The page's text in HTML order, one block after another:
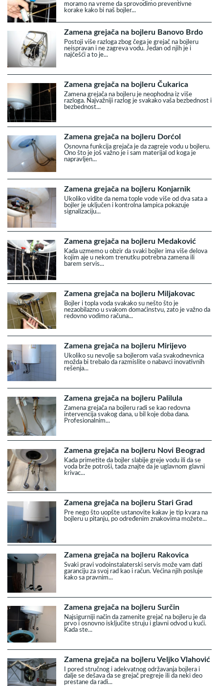
moramo na vreme da sprovodimo preventivne
korake kako bi naš bojler...
Zamena grejača na bojleru Banovo Brdo
Postoji više razloga zbog čega je grejač na bojleru
neispravan i ne zagreva vodu. Jedan od njih je i
najčešći a to je...
Zamena grejača na bojleru Čukarica
Zamena grejača na bojleru je neophodna iz više
razloga. Najvažniji razlog je svakako vaša bezbednost i
bezbednost...
Zamena grejača na bojleru Dorćol
Osnovna funkcija grejača je da zagreje vodu u bojleru.
Ono što je još važno je i sam materijal od koga je
napravljen...
Zamena grejača na bojleru Konjarnik
Ukoliko vidite da nema tople vode više od dva sata a
bojler je uključen i kontrolna lampica pokazuje
signalizaciju...
Zamena grejača na bojleru Medaković
Kada uzmemo u obzir da svaki bojler ima više delova
kojim aje u nekom trenutku potrebna zamena ili
barem servis...
Zamena grejača na bojleru Miljakovac
Bojler i topla voda svakako su nešto što je
nezaobilazno u svakom domaćinstvu, zato je važno da
redovno vodimo računa...
Zamena grejača na bojleru Mirijevo
Ukoliko su nevolje sa bojlerom vaša svakodnevnica
možda bi trebalo da razmislite o nabavci inovativnih
rešenja...
Zamena grejača na bojleru Palilula
Zamena grejača na bojleru radi se kao redovna
intervencija svakog dana, u bil koje doba dana.
Profesionalnim...
Zamena grejača na bojleru Novi Beograd
Kada primetite da bojler slabije greje vodu ili da se
voda brže potroši, tada znajte da je uglavnom glavni
krivac...
Zamena grejača na bojleru Stari Grad
Pre nego što uopšte ustanovite kakav je tip kvara na
bojleru u pitanju, po određenim znakovima možete...
Zamena grejača na bojleru Rakovica
Svaki pravi vodoinstalaterski servis može vam dati
garanciju za svoj rad kao i račun. Većina njih posluje
kako sa pravnim...
Zamena grejača na bojleru Surčin
Najsigurniji način da zamenite grejač na bojleru je da
prvo i osnovno isključite struju i glavni odvod u kući.
Kada ste...
Zamena grejača na bojleru Veljko Vlahović
I pored stručnog i adekvatnog održavanja bojlera i
dalje se dešava da se grejač pregreje ili da neki deo
prestane da radi...